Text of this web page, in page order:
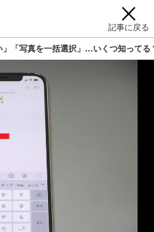
記事に戻る
」「写真を一括選択」…いくつ知って